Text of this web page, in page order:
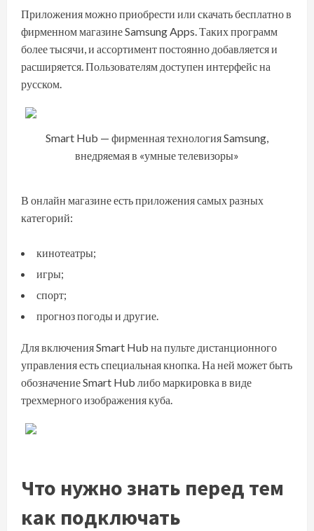
Приложения можно приобрести или скачать бесплатно в
фирменном магазине Samsung Apps. Таких программ
более тысячи, и ассортимент постоянно добавляется и
расширяется. Пользователям доступен интерфейс на
русском.
Smart Hub — фирменная технология Samsung,
внедряемая в «умные телевизоры»
В онлайн магазине есть приложения самых разных
категорий:
кинотеатры;
игры;
спорт;
прогноз погоды и другие.
Для включения Smart Hub на пульте дистанционного
управления есть специальная кнопка. На ней может быть
обозначение Smart Hub либо маркировка в виде
трехмерного изображения куба.
Что нужно знать перед тем
как подключать